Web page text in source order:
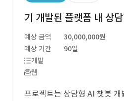
기 개발된 플랫폼 내 상
예상 금액
30,000,000원
예상 기간
90일
개발
웹
프로젝트는 상담형 AI 챗봇 개